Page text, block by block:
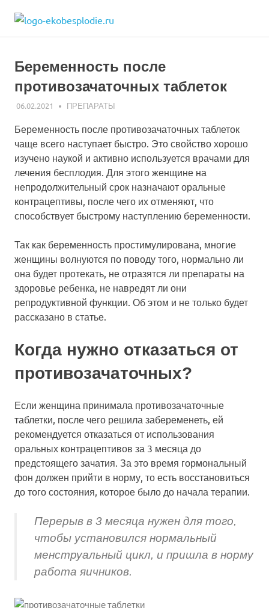
content
и
лечении
бесплодия
Беременность после
противозачаточных таблеток
06.02.2021 EKO-2
ПРЕПАРАТЫ
Беременность после противозачаточных таблеток
чаще всего наступает быстро. Это свойство хорошо
изучено наукой и активно используется врачами для
лечения бесплодия. Для этого женщине на
непродолжительный срок назначают оральные
контрацептивы, после чего их отменяют, что
способствует быстрому наступлению беременности.
Так как беременность простимулирована, многие
женщины волнуются по поводу того, нормально ли
она будет протекать, не отразятся ли препараты на
здоровье ребенка, не навредят ли они
репродуктивной функции. Об этом и не только будет
рассказано в статье.
Когда нужно отказаться от
противозачаточных?
Если женщина принимала противозачаточные
таблетки, после чего решила забеременеть, ей
рекомендуется отказаться от использования
оральных контрацептивов за 3 месяца до
предстоящего зачатия. За это время гормональный
фон должен прийти в норму, то есть восстановиться
до того состояния, которое было до начала терапии.
Перерыв в 3 месяца нужен для того,
чтобы установился нормальный
менструальный цикл, и пришла в норму
работа яичников.